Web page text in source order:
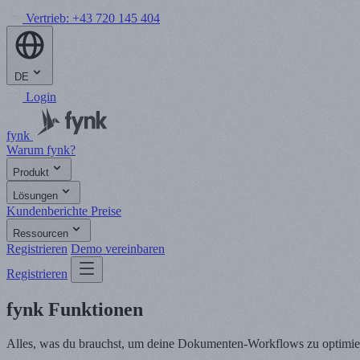
Vertrieb: +43 720 145 404
DE
Login
fynk
Warum fynk?
Produkt
Lösungen
Kundenberichte Preise
Ressourcen
Registrieren Demo vereinbaren
Registrieren
fynk Funktionen
Alles, was du brauchst, um deine Dokumenten-Workflows zu